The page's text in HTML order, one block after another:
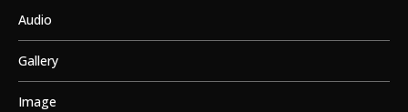
Audio
Gallery
Image